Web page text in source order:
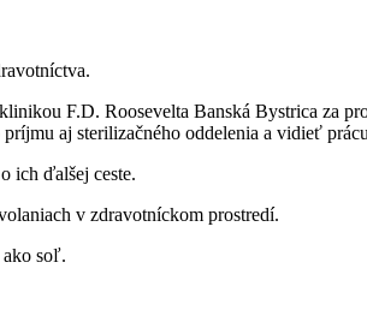
F.D. Roosevelta Banská Bystrica za
aj sterilizačného oddelenia a vidieť
ich ďalšej ceste.
v zdravotníckom prostredí.
ako soľ.